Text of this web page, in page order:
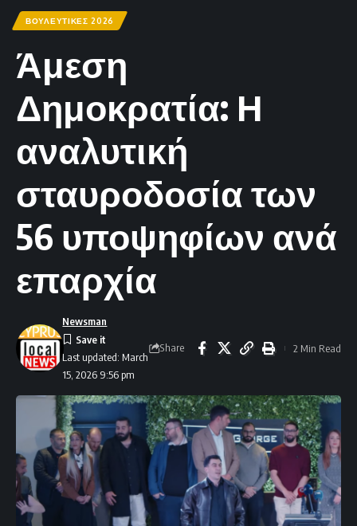
ΒΟΥΛΕΥΤΙΚΕΣ 2026
Άμεση
Δημοκρατία: Η
αναλυτική
σταυροδοσία των
56 υποψηφίων ανά
επαρχία
Last updated: March
15, 2026 9:56 pm
Newsman
Share 2 Min Read